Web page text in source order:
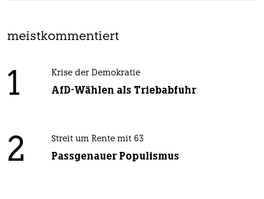
meistkommentiert
1 Krise der Demokratie
AfD-Wählen als Triebabfuhr
2 Streit um Rente mit 63
Passgenauer Populismus